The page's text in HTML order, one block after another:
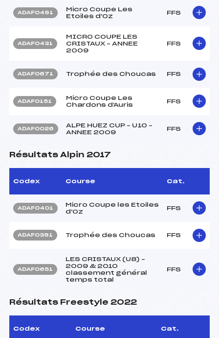
ADAF0491
Micro Coupe Les
Etoiles d'Oz
FFS
ADAF0431
MICRO COUPE LES
CRISTAUX – ANNEE
2009
FFS
ADAF0671 Trophée des Choucas FFS
ADAF0151
Micro Coupe Les
Chardons d'Auris
FFS
ADAF0026
ALPE HUEZ CUP – U10 –
ANNEE 2009
FFS
Résultats Alpin 2017
Codex Course Cat.
ADAF0401
Micro Coupe les Etoiles
d'Oz
FFS
ADAF0391 Trophée des Choucas FFS
ADAF0651
LES CRISTAUX (U8) –
2009 & 2010
classement général
temps total
FFS
Résultats Freestyle 2022
Codex Course Cat.